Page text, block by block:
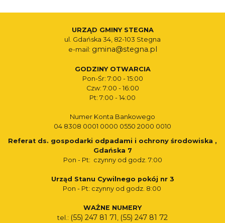
URZĄD GMINY STEGNA
ul. Gdańska 34, 82-103 Stegna
e-mail: gmina@stegna.pl
GODZINY OTWARCIA
Pon-Śr: 7:00 - 15:00
Czw: 7:00 - 16:00
Pt: 7:00 - 14:00
Numer Konta Bankowego
04 8308 0001 0000 0550 2000 0010
Referat ds. gospodarki odpadami i ochrony środowiska ,
Gdańska 7
Pon - Pt: czynny od godz. 7:00
Urząd Stanu Cywilnego pokój nr 3
Pon - Pt: czynny od godz. 8:00
WAŻNE NUMERY
tel.: (55) 247 81 71 , (55) 247 81 72